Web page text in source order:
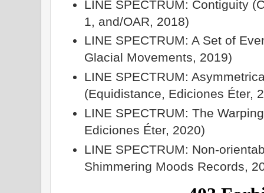
LINE SPECTRUM: Contiguity
1, and/OAR, 2018)
LINE SPECTRUM: A Set of
Glacial Movements, 2019)
LINE SPECTRUM:
(Equidistance, Ediciones Éter,
LINE SPECTRUM: The
Ediciones Éter, 2020)
LINE SPECTRUM: Non-
Shimmering Moods Records,